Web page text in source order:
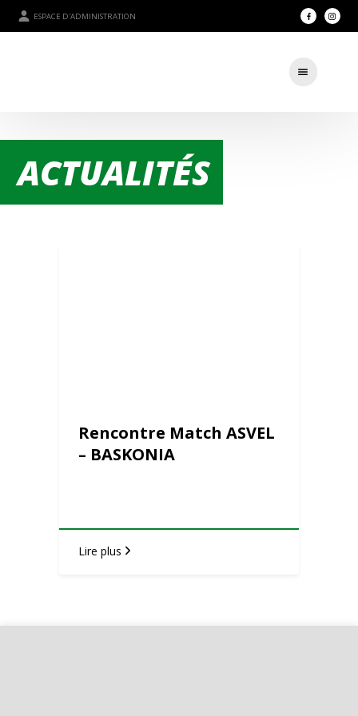
ESPACE D'ADMINISTRATION
ACTUALITÉS
Rencontre Match ASVEL
– BASKONIA
Lire plus